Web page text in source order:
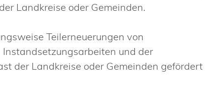
Landkreise oder Gemeinden.
Teilerneuerungen von
und der
der Landkreise oder Gemeinden gefördert